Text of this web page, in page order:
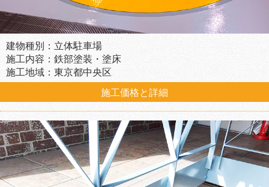
建物種別：立体駐車場
施工内容：鉄部塗装・塗床
施工地域：東京都中央区
施工価格と詳細